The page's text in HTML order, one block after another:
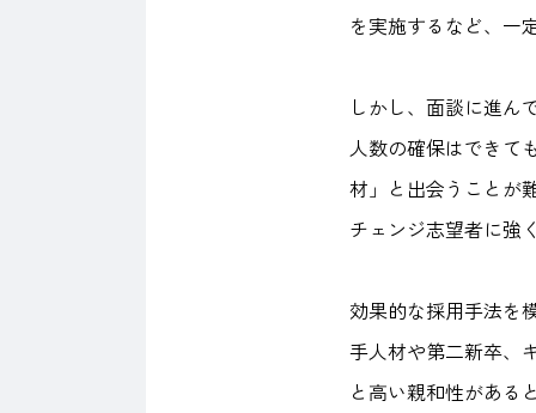
を実施するなど、一
しかし、面談に進ん
人数の確保はできて
材」と出会うことが
チェンジ志望者に強
効果的な採用手法を
手人材や第二新卒、
と高い親和性がある